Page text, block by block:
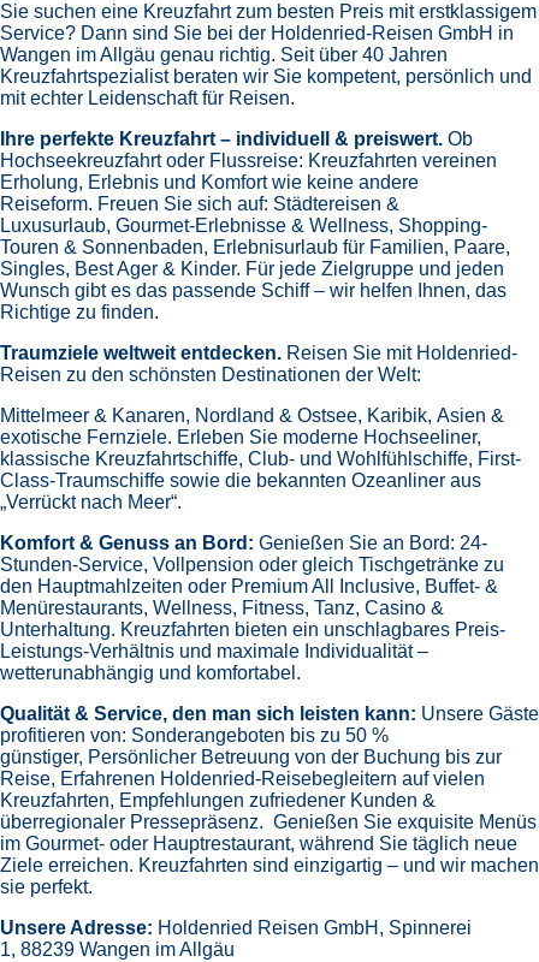
Sie suchen eine Kreuzfahrt zum besten Preis mit erstklassigem
Service? Dann sind Sie bei der Holdenried-Reisen GmbH in
Wangen im Allgäu genau richtig. Seit über 40 Jahren
Kreuzfahrtspezialist beraten wir Sie kompetent, persönlich und
mit echter Leidenschaft für Reisen.
Ihre perfekte Kreuzfahrt – individuell & preiswert. Ob
Hochseekreuzfahrt oder Flussreise: Kreuzfahrten vereinen
Erholung, Erlebnis und Komfort wie keine andere
Reiseform. Freuen Sie sich auf: Städtereisen &
Luxusurlaub, Gourmet-Erlebnisse & Wellness, Shopping-
Touren & Sonnenbaden, Erlebnisurlaub für Familien, Paare,
Singles, Best Ager & Kinder. Für jede Zielgruppe und jeden
Wunsch gibt es das passende Schiff – wir helfen Ihnen, das
Richtige zu finden.
Traumziele weltweit entdecken. Reisen Sie mit Holdenried-
Reisen zu den schönsten Destinationen der Welt:
Mittelmeer & Kanaren, Nordland & Ostsee, Karibik, Asien &
exotische Fernziele. Erleben Sie moderne Hochseeliner,
klassische Kreuzfahrtschiffe, Club- und Wohlfühlschiffe, First-
Class-Traumschiffe sowie die bekannten Ozeanliner aus
„Verrückt nach Meer“.
Komfort & Genuss an Bord: Genießen Sie an Bord: 24-
Stunden-Service, Vollpension oder gleich Tischgetränke zu
den Hauptmahlzeiten oder Premium All Inclusive, Buffet- &
Menürestaurants, Wellness, Fitness, Tanz, Casino &
Unterhaltung. Kreuzfahrten bieten ein unschlagbares Preis-
Leistungs-Verhältnis und maximale Individualität –
wetterunabhängig und komfortabel.
Qualität & Service, den man sich leisten kann: Unsere Gäste
profitieren von: Sonderangeboten bis zu 50 %
günstiger, Persönlicher Betreuung von der Buchung bis zur
Reise, Erfahrenen Holdenried-Reisebegleitern auf vielen
Kreuzfahrten, Empfehlungen zufriedener Kunden &
überregionaler Pressepräsenz. Genießen Sie exquisite Menüs
im Gourmet- oder Hauptrestaurant, während Sie täglich neue
Ziele erreichen. Kreuzfahrten sind einzigartig – und wir machen
sie perfekt.
Unsere Adresse: Holdenried Reisen GmbH, Spinnerei
1, 88239 Wangen im Allgäu